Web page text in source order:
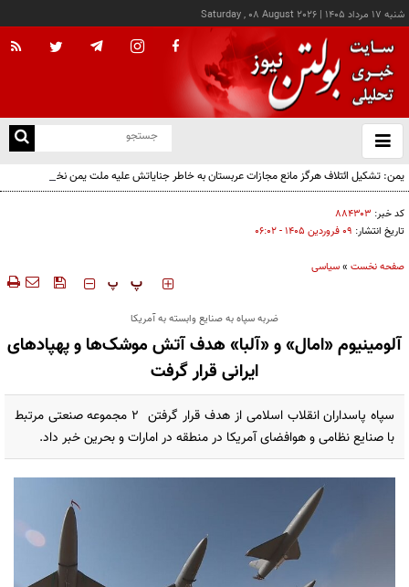
شنبه ۱۷ مرداد ۱۴۰۵ |
Saturday , 08 August 2026
باز
و
یمن: تشکیل ائتلاف هرگز مانع مجازات عربستان به خاطر جنایاتش علیه ملت یمن نخواهد شد
کد خبر: ۸۸۴۳۰۳
تاریخ انتشار: ۰۹ فروردين ۱۴۰۵ - ۰۶:۰۲
صفحه نخست »سیاسی
‍‍‍ پ پ
ضربه سپاه به صنایع وابسته به آمریکا
آلومینیوم «امال» و «آلبا» هدف آتش موشک‌ها و پهپادهای
ایرانی قرار گرفت
سپاه پاسداران انقلاب اسلامی از هدف قرار گرفتن ۲ مجموعه صنعتی مرتبط
با صنایع نظامی و هوافضای آمریکا در منطقه در امارات و بحرین خبر داد.